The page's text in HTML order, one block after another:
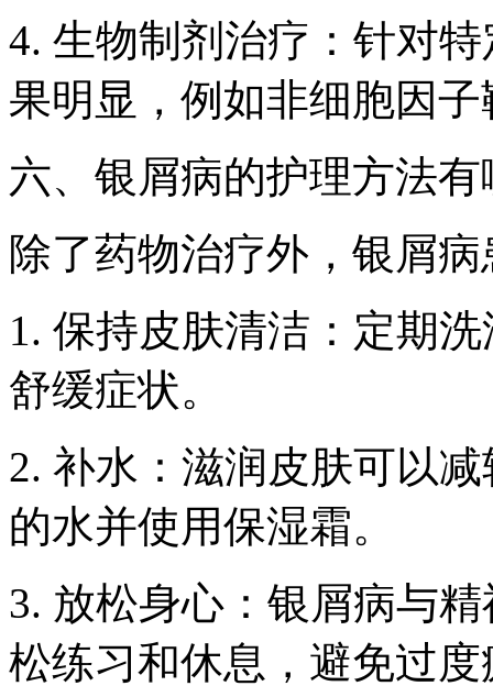
4. 生物制剂治疗：针对
果明显，例如非细胞因
六、银屑病的护理方法有
除了药物治疗外，银屑
1. 保持皮肤清洁：定期
舒缓症状。
2. 补水：滋润皮肤可以
的水并使用保湿霜。
3. 放松身心：银屑病与
松练习和休息，避免过度